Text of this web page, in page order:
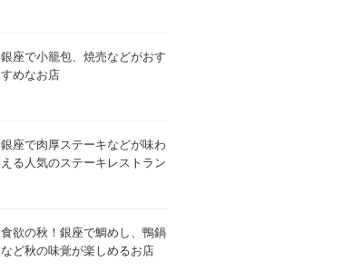
銀座で小籠包、焼売などがおす
すめなお店
銀座で肉厚ステーキなどが味わ
える人気のステーキレストラン
食欲の秋！銀座で鯛めし、鴨鍋
など秋の味覚が楽しめるお店